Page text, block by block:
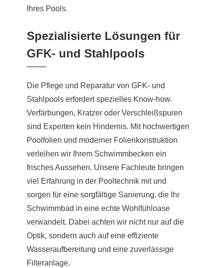
Ihres Pools.
Spezialisierte Lösungen für
GFK- und Stahlpools
Die Pflege und Reparatur von GFK- und
Stahlpools erfordert spezielles Know-how.
Verfärbungen, Kratzer oder Verschleißspuren
sind Experten kein Hindernis. Mit hochwertigen
Poolfolien und moderner Folienkonstruktion
verleihen wir Ihrem Schwimmbecken ein
frisches Aussehen. Unsere Fachleute bringen
viel Erfahrung in der Pooltechnik mit und
sorgen für eine sorgfältige Sanierung, die Ihr
Schwimmbad in eine echte Wohlfühloase
verwandelt. Dabei achten wir nicht nur auf die
Optik, sondern auch auf eine effiziente
Wasseraufbereitung und eine zuverlässige
Filteranlage.